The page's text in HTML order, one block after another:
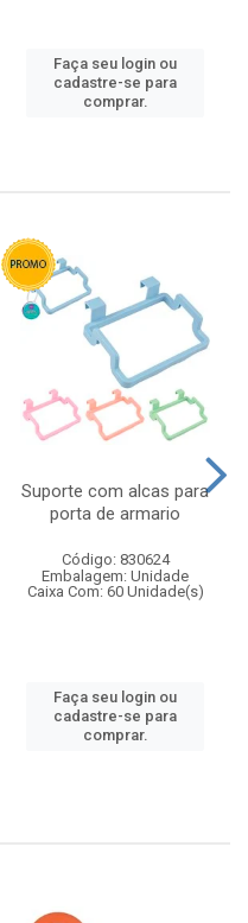
Faça seu login ou
cadastre-se para
comprar.
Suporte com alcas para
porta de armario
Código: 830624
Embalagem: Unidade
Caixa Com: 60 Unidade(s)
Faça seu login ou
cadastre-se para
comprar.